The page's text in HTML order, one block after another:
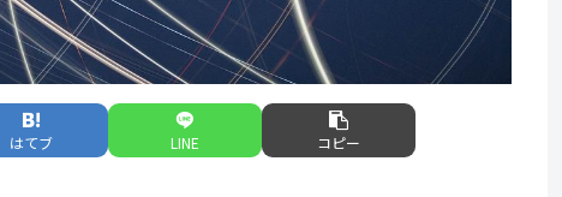
はてブ LINE コピー